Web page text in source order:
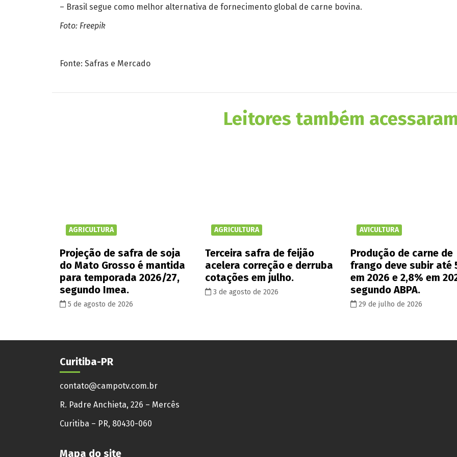
– Brasil segue como melhor alternativa de fornecimento global de carne bovina.
Foto: Freepik
Fonte: Safras e Mercado
Leitores também
AGRICULTURA
Projeção de safra de soja
do Mato Grosso é mantida
para temporada 2026/27,
segundo Imea.
5 de agosto de 2026
AGRICULTURA
Terceira safra de feijão
acelera correção e derruba
cotações em julho.
3 de agosto de 2026
AVICULTURA
Produção de carne de
frango deve subir até
em 2026 e 2,8% em
segundo ABPA.
29 de julho de 2026
Curitiba-PR
contato@campotv.com.br
R. Padre Anchieta, 226 – Mercês
Curitiba – PR, 80430-060
Mapa do site